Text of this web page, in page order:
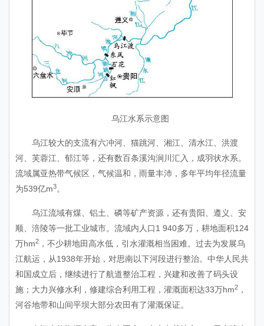
乌江水系示意图
乌江较大的支流有六冲河、猫跳河、湘江、清水江、洪渡
河、芙蓉江、郁江等，还有数百条溪沟涧川汇入，成羽状水系。
流域属亚热带气候区，气候温和，雨量丰沛，多年平均年径流量
为539亿m3。
乌江流域有煤、铝土、磷等矿产资源，还有贵阳、遵义、安
顺、涪陵等一批工业城市。流域内人口1 940多万，耕地面积124
万hm2 ，不少耕地田高水低，引水灌溉相当困难。过去为发展乌
江航运，从1938年开始，对思南以下河段进行整治。中华人民共
和国成立后，继续进行了航道整治工程，兴建和改善了码头设
施；大力兴修水利，修建综合利用工程，灌溉面积达33万hm2 ，
河谷地带和山间平坝大部分农田有了灌溉保证。